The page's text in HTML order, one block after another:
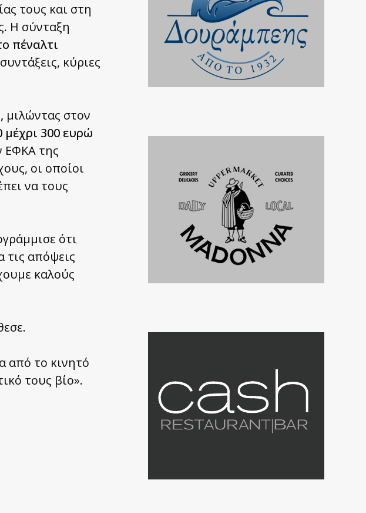
τους και στη
Η σύνταξη
πέναλτι
κύριες
μιλώντας στον
300 ευρώ
ΕΦΚΑ της
οι οποίοι
να τους
ότι
τις απόψεις
καλούς
από το κινητό
τους βίο».